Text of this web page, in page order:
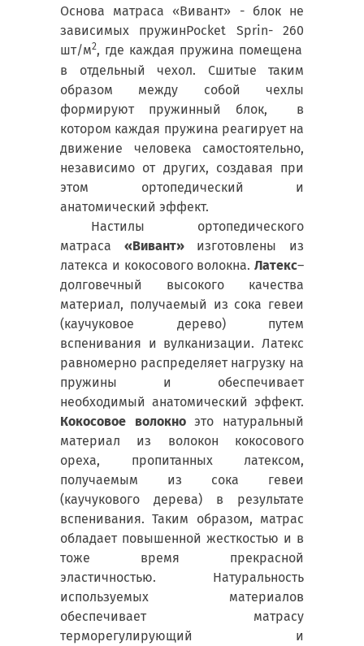
Основа матраса «Вивант» - блок не
зависимых пружинPocket Sprin- 260
шт/м2, где каждая пружина помещена
в отдельный чехол. Сшитые таким
образом между собой чехлы
формируют пружинный блок, в
котором каждая пружина реагирует на
движение человека самостоятельно,
независимо от других, создавая при
этом ортопедический и
анатомический эффект.
Настилы ортопедического
матраса «Вивант»изготовлены из
латекса и кокосового волокна. Латекс–
долговечный высокого качества
материал, получаемый из сока гевеи
(каучуковое дерево) путем
вспенивания и вулканизации. Латекс
равномерно распределяет нагрузку на
пружины и обеспечивает
необходимый анатомический эффект.
Кокосовое волокноэто натуральный
материал из волокон кокосового
ореха, пропитанных латексом,
получаемым из сока гевеи
(каучукового дерева) в результате
вспенивания. Таким образом, матрас
обладает повышенной жесткостью и в
тоже время прекрасной
эластичностью. Натуральность
используемых материалов
обеспечивает матрасу
терморегулирующий и